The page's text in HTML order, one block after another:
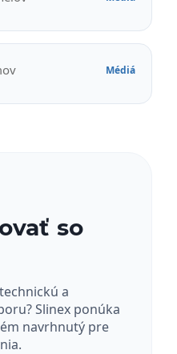
Médiá
so
a
Slinex ponúka
navrhnutý pre